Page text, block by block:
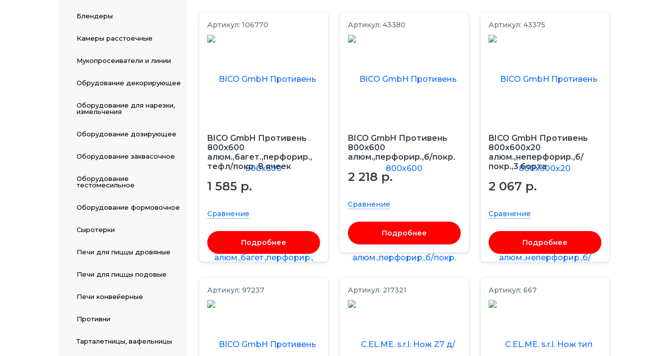
Блендеры
Камеры расстоечные
Мукопросеиватели и линии
Обрудование декорирующее
Оборудование для нарезки,
измельчения
Оборудование дозирующее
Оборудование заквасочное
Оборудование
тестомесильное
Оборудование формовочное
Сыротерки
Печи для пиццы дровяные
Печи для пиццы подовые
Печи конвейерные
Противни
Тарталетницы, вафельницы
Артикул: 106770
BICO GmbH Противень
800х600
алюм.,багет.,перфорир.,
тефл/покр.,8 ячеек
1 585 р.
Сравнение
Подробнее
Артикул: 43380
BICO GmbH Противень
800х600
алюм.,перфорир.,б/покр.
2 218 р.
Сравнение
Подробнее
Артикул: 43375
BICO GmbH Противень
800х600х20
алюм.,неперфорир.,б/
покр.,3 борта
2 067 р.
Сравнение
Подробнее
Артикул: 97237 Артикул: 217321 Артикул: 667